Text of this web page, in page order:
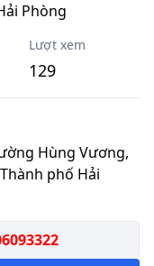
Phòng
Lượt xem
129
Hùng Vương,
phố Hải